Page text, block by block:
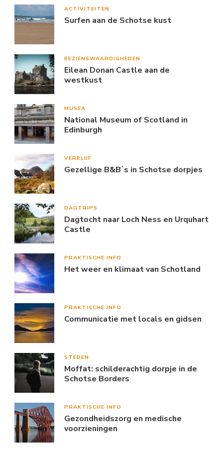
ACTIVITEITEN
Surfen aan de Schotse kust
BEZIENSWAARDIGHEDEN
Eilean Donan Castle aan de
westkust
MUSEA
National Museum of Scotland in
Edinburgh
VERBLIJF
Gezellige B&Bʼs in Schotse dorpjes
DAGTRIPS
Dagtocht naar Loch Ness en Urquhart
Castle
PRAKTISCHE INFO
Het weer en klimaat van Schotland
PRAKTISCHE INFO
Communicatie met locals en gidsen
STEDEN
Moffat: schilderachtig dorpje in de
Schotse Borders
PRAKTISCHE INFO
Gezondheidszorg en medische
voorzieningen